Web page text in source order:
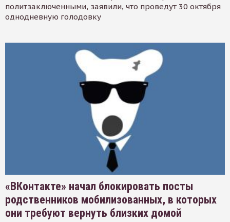
политзаключенными, заявили, что проведут 30 октября
однодневную голодовку
«ВКонтакте» начал блокировать посты
родственников мобилизованных, в которых
они требуют вернуть близких домой